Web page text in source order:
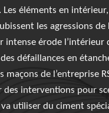
Les éléments en
les agressions de
intense érode l’intérieur
défaillances en
maçons de l’entreprise
des interventions pour
utiliser du ciment